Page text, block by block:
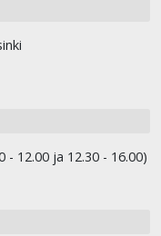
- 12.00 ja 12.30 - 16.00)